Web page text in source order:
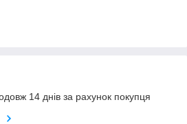
14 днів за рахунок покупця